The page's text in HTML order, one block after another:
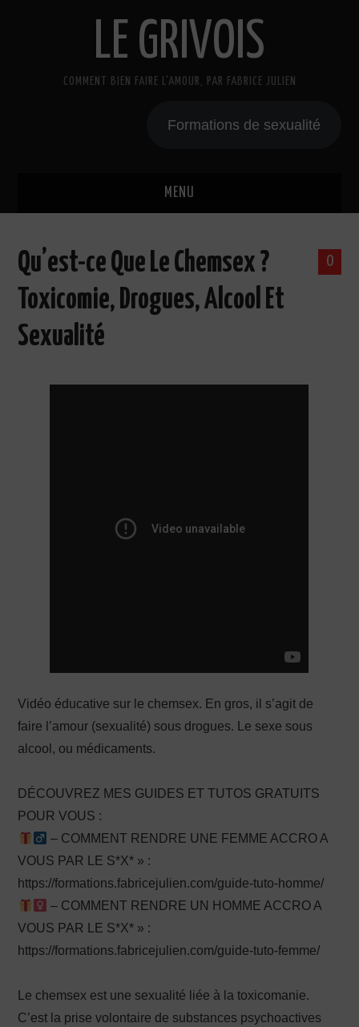
LE GRIVOIS
COMMENT BIEN FAIRE L'AMOUR, PAR FABRICE JULIEN
Formations de sexualité
MENU
A PROPOS
0
Qu’est-ce Que Le Chemsex ?
Toxicomie, Drogues, Alcool Et
Sexualité
Vidéo éducative sur le chemsex. En gros, il s’agit de
faire l’amour (sexualité) sous drogues. Le sexe sous
alcool, ou médicaments.
DÉCOUVREZ MES GUIDES ET TUTOS GRATUITS
POUR VOUS :
– COMMENT RENDRE UNE FEMME ACCRO A
VOUS PAR LE S*X* » :
https://formations.fabricejulien.com/guide-tuto-homme/
– COMMENT RENDRE UN HOMME ACCRO A
VOUS PAR LE S*X* » :
https://formations.fabricejulien.com/guide-tuto-femme/
Le chemsex est une sexualité liée à la toxicomanie.
C’est la prise volontaire de substances psychoactives